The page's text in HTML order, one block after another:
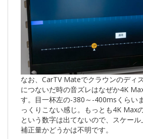
なお、CarTV Mateでクラウンのディ
につないだ時の音ズレはなぜか4K
す。目一杯左の-380～-400msくらい
っくりこない感じ。もっとも4K Max
という数字は出てないので、スケー
補正量かどうかは不明です。